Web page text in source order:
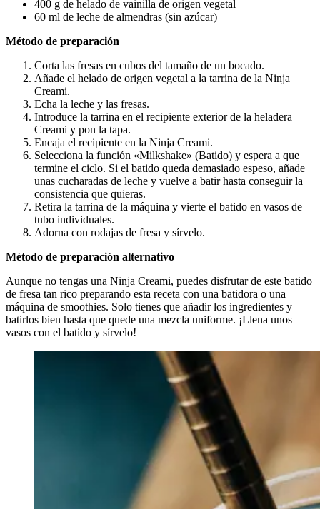
400 g de helado de vainilla de origen vegetal
60 ml de leche de almendras (sin azúcar)
Método de preparación
Corta las fresas en cubos del tamaño de un bocado.
Añade el helado de origen vegetal a la tarrina de la Ninja
Creami.
Echa la leche y las fresas.
Introduce la tarrina en el recipiente exterior de la heladera
Creami y pon la tapa.
Encaja el recipiente en la Ninja Creami.
Selecciona la función «Milkshake» (Batido) y espera a que
termine el ciclo. Si el batido queda demasiado espeso, añade
unas cucharadas de leche y vuelve a batir hasta conseguir la
consistencia que quieras.
Retira la tarrina de la máquina y vierte el batido en vasos de
tubo individuales.
Adorna con rodajas de fresa y sírvelo.
Método de preparación alternativo
Aunque no tengas una Ninja Creami, puedes disfrutar de este batido
de fresa tan rico preparando esta receta con una batidora o una
máquina de smoothies. Solo tienes que añadir los ingredientes y
batirlos bien hasta que quede una mezcla uniforme. ¡Llena unos
vasos con el batido y sírvelo!